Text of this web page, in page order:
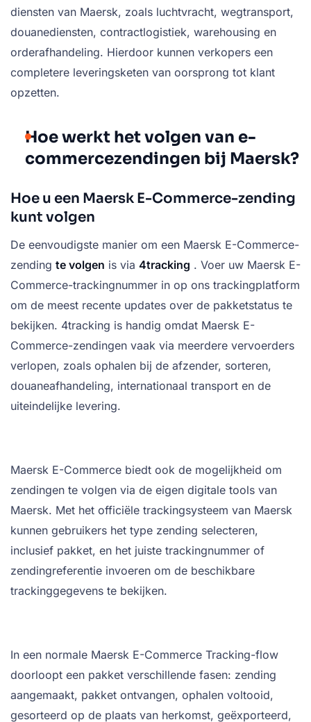
diensten van Maersk, zoals luchtvracht, wegtransport,
douanediensten, contractlogistiek, warehousing en
orderafhandeling. Hierdoor kunnen verkopers een
completere leveringsketen van oorsprong tot klant
opzetten.
Hoe werkt het volgen van e-
commercezendingen bij Maersk?
Hoe u een Maersk E-Commerce-zending
kunt volgen
De eenvoudigste manier om een Maersk E-Commerce-
zending te volgen is via 4tracking . Voer uw Maersk E-
Commerce-trackingnummer in op ons trackingplatform
om de meest recente updates over de pakketstatus te
bekijken. 4tracking is handig omdat Maersk E-
Commerce-zendingen vaak via meerdere vervoerders
verlopen, zoals ophalen bij de afzender, sorteren,
douaneafhandeling, internationaal transport en de
uiteindelijke levering.
Maersk E-Commerce biedt ook de mogelijkheid om
zendingen te volgen via de eigen digitale tools van
Maersk. Met het officiële trackingsysteem van Maersk
kunnen gebruikers het type zending selecteren,
inclusief pakket, en het juiste trackingnummer of
zendingreferentie invoeren om de beschikbare
trackinggegevens te bekijken.
In een normale Maersk E-Commerce Tracking-flow
doorloopt een pakket verschillende fasen: zending
aangemaakt, pakket ontvangen, ophalen voltooid,
gesorteerd op de plaats van herkomst, geëxporteerd,